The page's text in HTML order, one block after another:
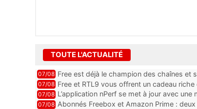
TOUTE L'ACTUALITÉ
07/08 Free est déjà le champion des chaînes et
encore au moin...
07/08 Free et RTL9 vous offrent un cadeau
l’obtenir
07/08 L’application nPerf se met à jour avec
Mobile, Orange, SFR ...
07/08 Abonnés Freebox et Amazon Prime :